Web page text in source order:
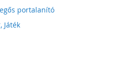
portalanító
Játék